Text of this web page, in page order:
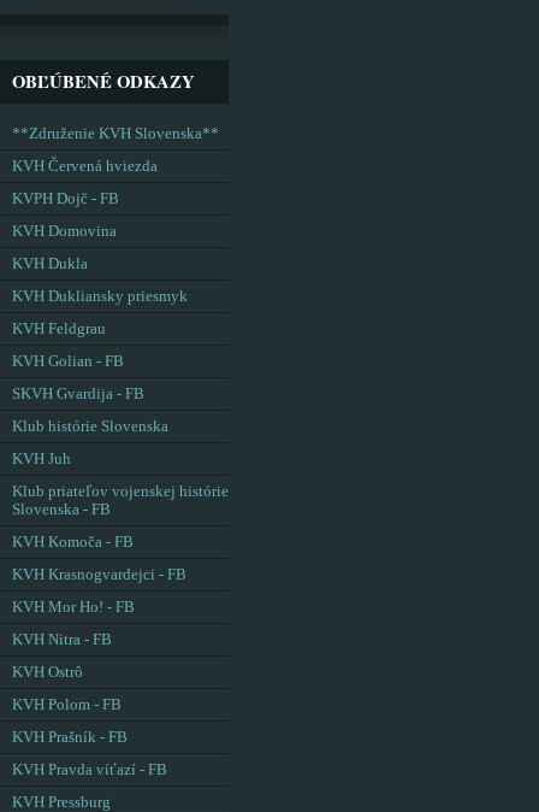
OBĽÚBENÉ ODKAZY
**Združenie KVH Slovenska**
KVH Červená hviezda
KVPH Dojč - FB
KVH Domovina
KVH Dukla
KVH Dukliansky priesmyk
KVH Feldgrau
KVH Golian - FB
SKVH Gvardija - FB
Klub histórie Slovenska
KVH Juh
Klub priateľov vojenskej histórie
Slovenska - FB
KVH Komoča - FB
KVH Krasnogvardejci - FB
KVH Mor Ho! - FB
KVH Nitra - FB
KVH Ostrô
KVH Polom - FB
KVH Prašník - FB
KVH Pravda víťazí - FB
KVH Pressburg